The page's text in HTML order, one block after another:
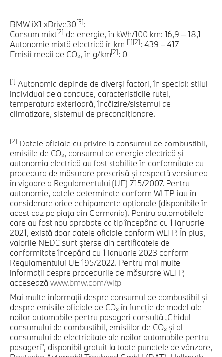
BMW iX1 xDrive30[3]:
Consum mixt[2] de energie, în kWh/100 km: 16,9 – 18,1
Autonomie mixtă electrică în km [1][2]: 439 – 417
Emisii medii de CO₂, în g/km[2]: 0
[1] Autonomia depinde de diverşi factori, în special: stilul
individual de a conduce, caracteristicile rutei,
temperatura exterioară, încălzire/sistemul de
climatizare, sistemul de precondiţionare.
[2] Datele oficiale cu privire la consumul de combustibil,
emisiile de CO₂, consumul de energie electrică şi
autonomia electrică au fost stabilite în conformitate cu
procedura de măsurare prescrisă şi respectă versiunea
în vigoare a Regulamentului (UE) 715/2007. Pentru
autonomie, datele determinate conform WLTP iau în
considerare orice echipamente opţionale (disponibile în
acest caz pe piaţa din Germania). Pentru automobilele
care au fost nou aprobate ca tip începând cu 1 ianuarie
2021, există doar datele oficiale conform WLTP. În plus,
valorile NEDC sunt şterse din certificatele de
conformitate începând cu 1 ianuarie 2023 conform
Regulamentului UE 195/2022. Pentru mai multe
informaţii despre procedurile de măsurare WLTP,
accesează www.bmw.com/wltp
Mai multe informaţii despre consumul de combustibil şi
despre emisiile oficiale de CO₂ în funcţie de model ale
noilor automobile pentru pasageri consultă „Ghidul
consumului de combustibil, emisiilor de CO₂ şi al
consumului de electricitate ale noilor automobile pentru
pasageri”, disponibil gratuit la toate punctele de vânzare,